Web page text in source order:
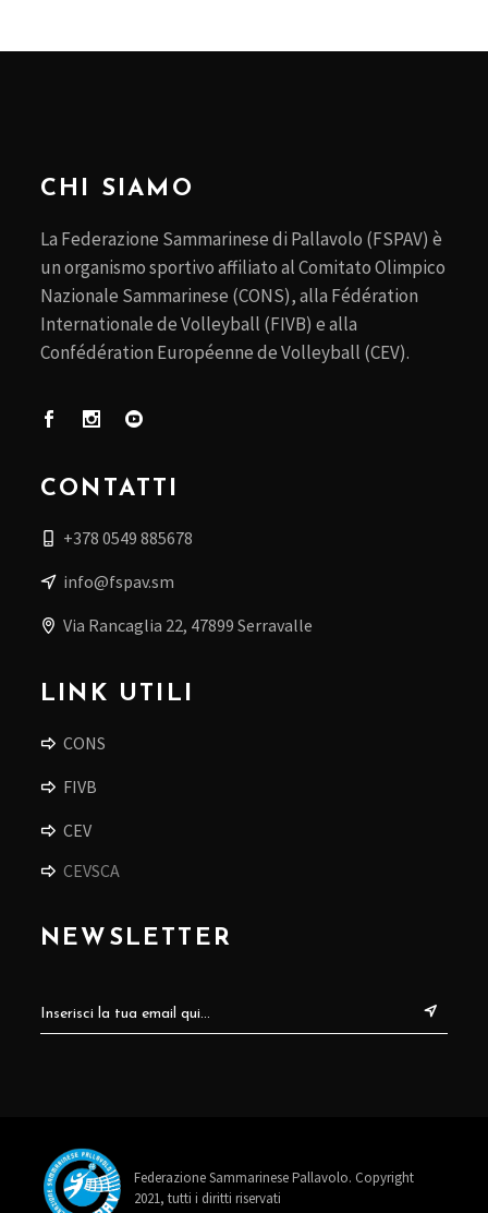
CHI SIAMO
La Federazione Sammarinese di Pallavolo (FSPAV) è
un organismo sportivo affiliato al Comitato Olimpico
Nazionale Sammarinese (CONS), alla Fédération
Internationale de Volleyball (FIVB) e alla
Confédération Européenne de Volleyball (CEV).
CONTATTI
+378 0549 885678
info@fspav.sm
Via Rancaglia 22, 47899 Serravalle
LINK UTILI
CONS
FIVB
CEV
CEVSCA
NEWSLETTER
Federazione Sammarinese Pallavolo. Copyright
2021, tutti i diritti riservati